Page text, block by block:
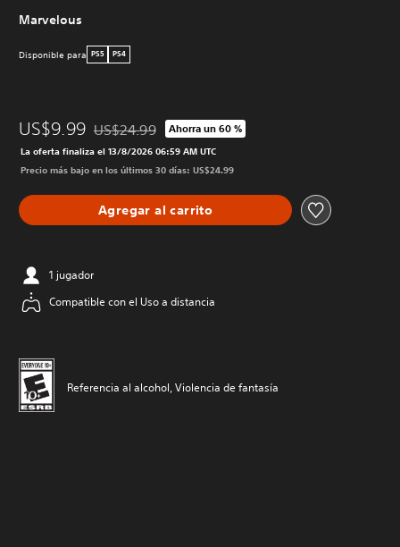
Marvelous
Disponible para PS5 PS4
US$9.99 Rebajado del precio original de US$24.99
US$24.99 Ahorra un 60 %
La oferta finaliza el 13/8/2026 06:59 AM UTC
Precio más bajo en los últimos 30 días: US$24.99
Agregar al carrito
1 jugador
Compatible con el Uso a distancia
Referencia al alcohol, Violencia de fantasía